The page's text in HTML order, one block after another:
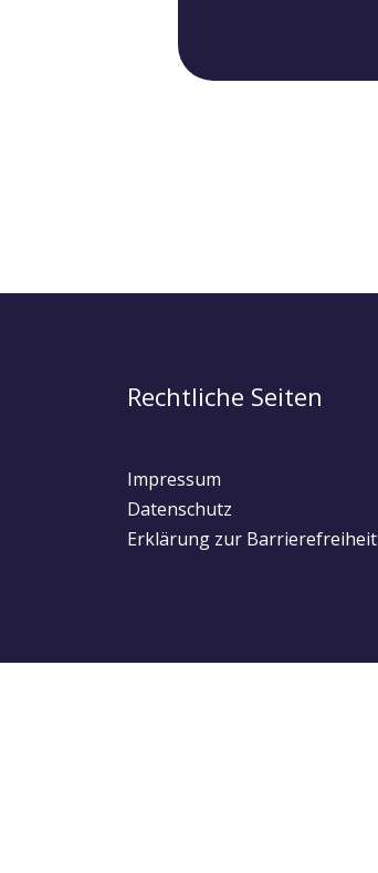
Rechtliche Seiten
Impressum
Datenschutz
Erklärung zur Barrierefreiheit